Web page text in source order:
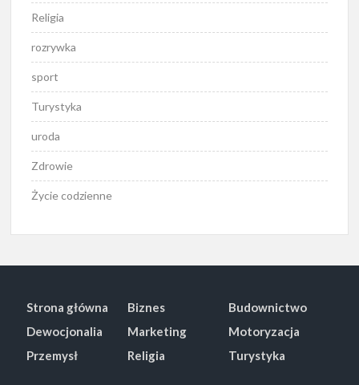
Religia
rozrywka
sport
Turystyka
uroda
Zdrowie
Życie codzienne
Strona główna Biznes
Budownictwo
Dewocjonalia
Marketing
Motoryzacja
Przemysł
Religia Turystyka